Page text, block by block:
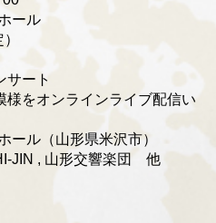
ール
サート
様をオンラインライブ配信い
ル（山形県米沢市）
JIN , 山形交響楽団 他